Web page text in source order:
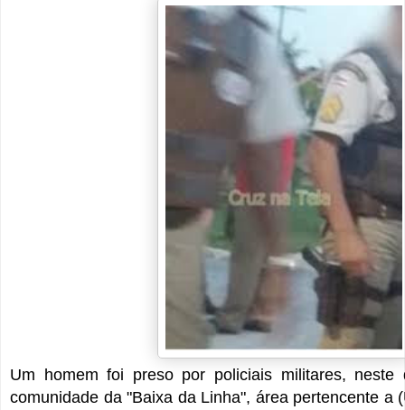
Um homem foi preso por policiais militares, neste
comunidade da "Baixa da Linha", área pertencente a